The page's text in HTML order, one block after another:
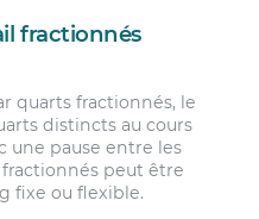
fractionnés
quarts fractionnés, le
distincts au cours
une pause entre les
peut être
fixe ou flexible.